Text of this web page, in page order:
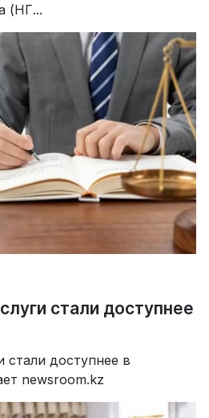
(НГ...
стали доступнее
стали доступнее в
newsroom.kz